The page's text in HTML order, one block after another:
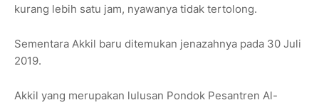
kurang lebih satu jam, nyawanya tidak tertolong.
Sementara Akkil baru ditemukan jenazahnya pada 30 Juli
2019.
Akkil yang merupakan lulusan Pondok Pesantren Al-